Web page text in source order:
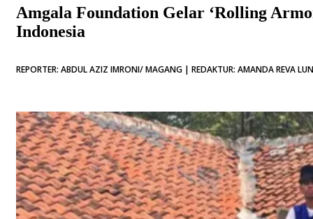
Amgala Foundation Gelar ‘Rolling
Indonesia
REPORTER: ABDUL AZIZ IMRONI/ MAGANG | REDAKTUR: AMANDA REVA